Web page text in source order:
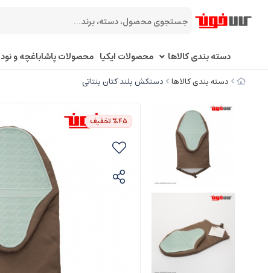
دسته بندی کالاها محصولات ایکیا محصولات پاشاباغچه و نود
دسته بندی کالاها دستکش بلند کتان بنتاتی
%45تخفیف